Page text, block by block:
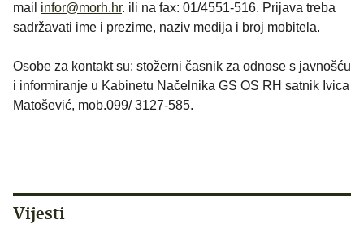
mail infor@morh.hr. ili na fax: 01/4551-516. Prijava treba
sadržavati ime i prezime, naziv medija i broj mobitela.
Osobe za kontakt su: stožerni časnik za odnose s javnošću
i informiranje u Kabinetu Načelnika GS OS RH satnik Ivica
Matošević, mob.099/ 3127-585.
Vijesti